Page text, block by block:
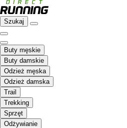
Szukaj
Buty męskie
Buty damskie
Odzież męska
Odzież damska
Trail
Trekking
Sprzęt
Odżywianie